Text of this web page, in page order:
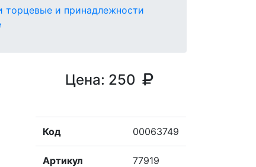
торцевые и принадлежности
Цена: 250
Код 00063749
Артикул 77919